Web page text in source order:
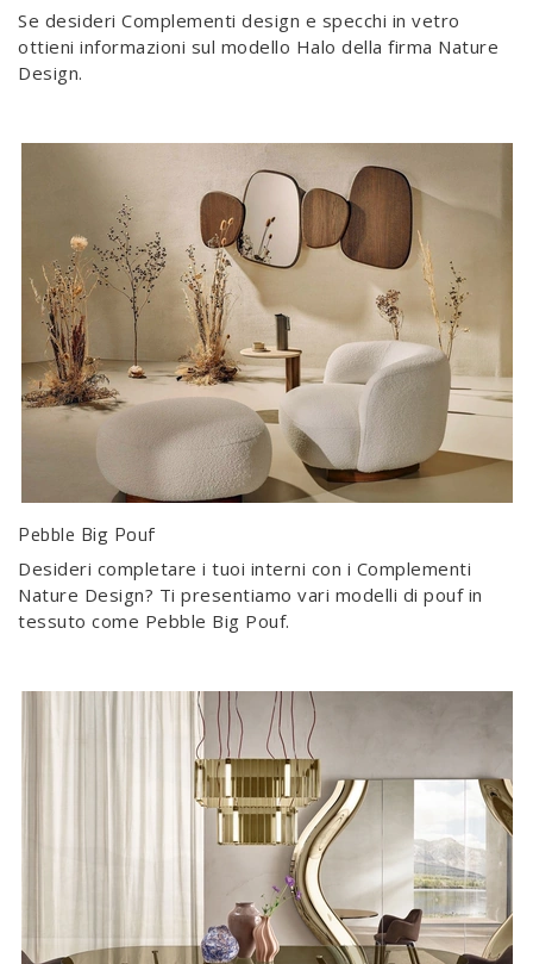
Se desideri Complementi design e specchi in vetro
ottieni informazioni sul modello Halo della firma Nature
Design.
Pebble Big Pouf
Desideri completare i tuoi interni con i Complementi
Nature Design? Ti presentiamo vari modelli di pouf in
tessuto come Pebble Big Pouf.